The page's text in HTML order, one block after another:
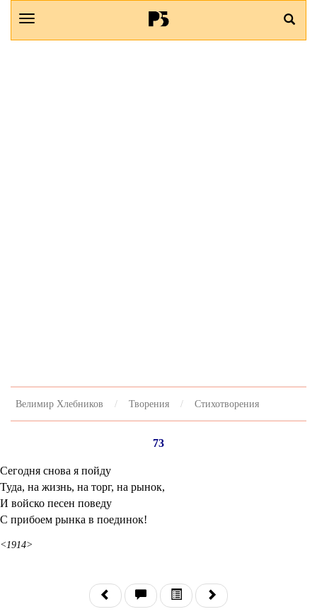
Велимир Хлебников Творения Стихотворения
73
Сегодня снова я пойду
Туда, на жизнь, на торг, на рынок,
И войско песен поведу
С прибоем рынка в поединок!
<1914>